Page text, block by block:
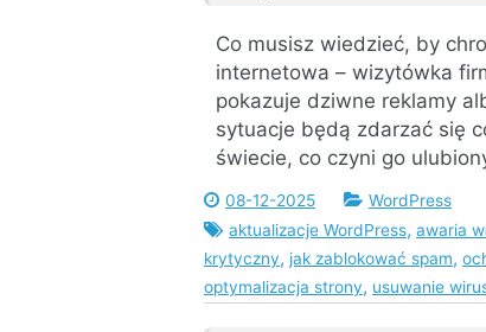
Co musisz wiedzieć, by
internetowa – wizytówka
pokazuje dziwne reklamy
sytuacje będą zdarzać się
świecie, co czyni go
08-12-2025
WordPress
aktualizacje WordPress, awaria
krytyczny, jak zablokować spam,
optymalizacja strony, usuwanie